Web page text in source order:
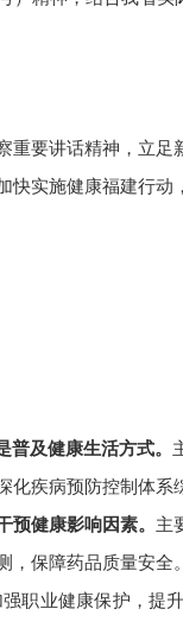
讲话精神，立足
实施健康福建行
普及健康生活方式。
化疾病预防控制体系
预健康影响因素。 主
保障药品质量安全。
职业健康保护，提